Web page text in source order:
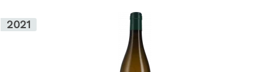
2021